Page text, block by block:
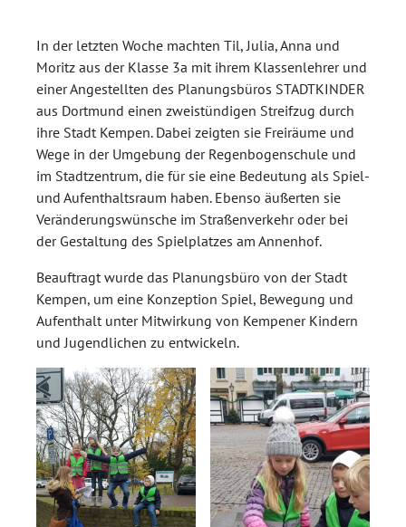
In der letzten Woche machten Til, Julia, Anna und
Moritz aus der Klasse 3a mit ihrem Klassenlehrer und
einer Angestellten des Planungsbüros STADTKINDER
aus Dortmund einen zweistündigen Streifzug durch
ihre Stadt Kempen. Dabei zeigten sie Freiräume und
Wege in der Umgebung der Regenbogenschule und
im Stadtzentrum, die für sie eine Bedeutung als Spiel-
und Aufenthaltsraum haben. Ebenso äußerten sie
Veränderungswünsche im Straßenverkehr oder bei
der Gestaltung des Spielplatzes am Annenhof.
Beauftragt wurde das Planungsbüro von der Stadt
Kempen, um eine Konzeption Spiel, Bewegung und
Aufenthalt unter Mitwirkung von Kempener Kindern
und Jugendlichen zu entwickeln.